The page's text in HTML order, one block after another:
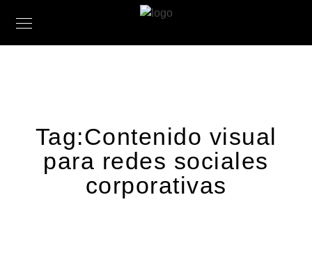
Tag:Contenido visual
para redes sociales
corporativas